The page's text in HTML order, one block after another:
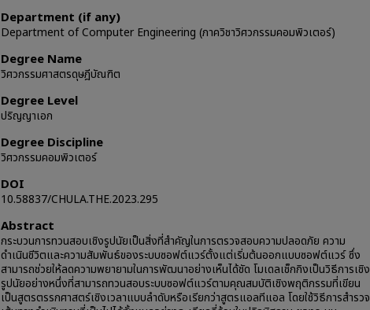
Department (if any)
Department of Computer Engineering (ภาควิชาวิศวกรรมคอมพิวเตอร์)
Degree Name
วิศวกรรมศาสตรดุษฎีบัณฑิต
Degree Level
ปริญญาเอก
Degree Discipline
วิศวกรรมคอมพิวเตอร์
DOI
10.58837/CHULA.THE.2023.295
Abstract
กระบวนการทวนสอบเชิงรูปนัยเป็นสิ่งที่สำคัญในการตรวจสอบความปลอดภัย ความ
ดำเนินชีวิตและความสัมพันธ์ของระบบซอฟต์แวร์ตั้งแต่เริ่มต้นออกแบบซอฟต์แวร์ ซึ่ง
สามารถช่วยให้ลดความพยายามในการพัฒนาอย่างเห็นได้ชัด โมเดลเช็กกิงเป็นวิธีการเชิง
รูปนัยอย่างหนึ่งที่สามารถทวนสอบระบบซอฟต์แวร์ตามคุณสมบัติเชิงพฤติกรรมที่เขียน
เป็นสูตรตรรกศาสตร์เชิงเวลาแบบลำดับหรือเรียกว่าสูตรแอลทีแอล โดยใช้วิธีการสำรวจ